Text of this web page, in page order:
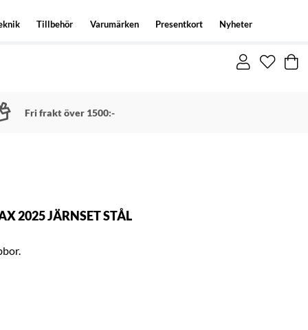
Tillbehör Varumärken Presentkort Nyheter
Fri frakt över 1500:-
2025 JÄRNSET STÅL